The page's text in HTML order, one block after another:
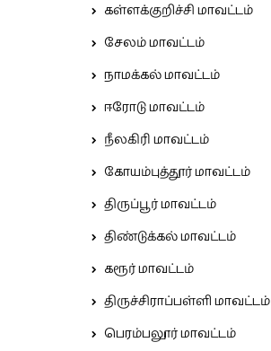
கள்ளக்குறிச்சி மாவட்டம்
சேலம் மாவட்டம்
நாமக்கல் மாவட்டம்
ஈரோடு மாவட்டம்
நீலகிரி மாவட்டம்
கோயம்புத்தூர் மாவட்டம்
திருப்பூர் மாவட்டம்
திண்டுக்கல் மாவட்டம்
கரூர் மாவட்டம்
திருச்சிராப்பள்ளி மாவட்டம்
பெரம்பலூர் மாவட்டம்